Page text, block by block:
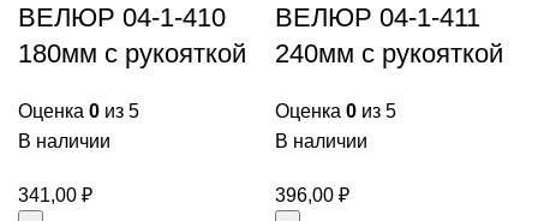
ВЕЛЮР 04-1-410
180мм с рукояткой
Оценка 0 из 5
В наличии
341,00 ₽
ВЕЛЮР 04-1-411
240мм с рукояткой
Оценка 0 из 5
В наличии
396,00 ₽